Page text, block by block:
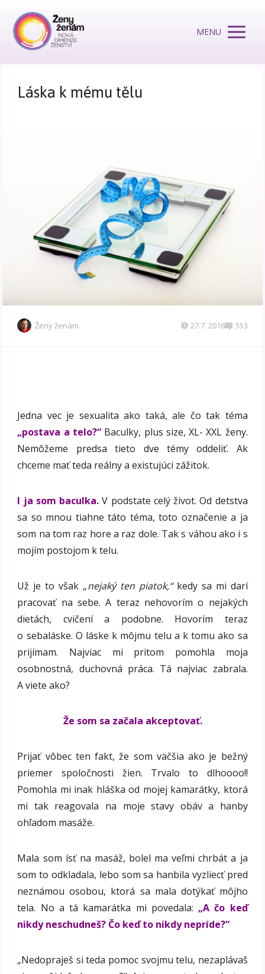
MENU
Láska k mému tělu
Ženy ženám 27.7. 2016 553
Jedna vec je sexualita ako taká, ale čo tak téma
„postava a telo?“ Baculky, plus size, XL- XXL ženy.
Nemôžeme predsa tieto dve témy oddeliť. Ak
chceme mať teda reálny a existujúci zážitok.
I ja som baculka. V podstate celý život. Od detstva
sa so mnou tiahne táto téma, toto označenie a ja
som na tom raz hore a raz dole. Tak s váhou ako i s
mojím postojom k telu.
Už je to však „nejaký ten piatok,“kedy sa mi darí
pracovať na sebe. A teraz nehovorím o nejakých
dietách, cvičení a podobne. Hovorím teraz
o sebaláske. O láske k môjmu telu a k tomu ako sa
prijímam. Najviac mi pritom pomohla moja
osobnostná, duchovná práca. Tá najviac zabrala.
A viete ako?
Že som sa začala akceptovať.
Prijať vôbec ten fakt, že som väčšia ako je bežný
priemer spoločnosti žien. Trvalo to dlhoooo!!
Pomohla mi inak hláška od mojej kamarátky, ktorá
mi tak reagovala na moje stavy obáv a hanby
ohľadom masáže.
Mala som ísť na masáž, bolel ma veľmi chrbát a ja
som to odkladala, lebo som sa hanbila vyzliecť pred
neznámou osobou, ktorá sa mala dotýkať môjho
tela. No a tá kamarátka mi povedala: „A čo keď
nikdy neschudneš? Čo keď to nikdy nepríde?“
„Nedopraješ si teda pomoc svojmu telu, nezaplávaš